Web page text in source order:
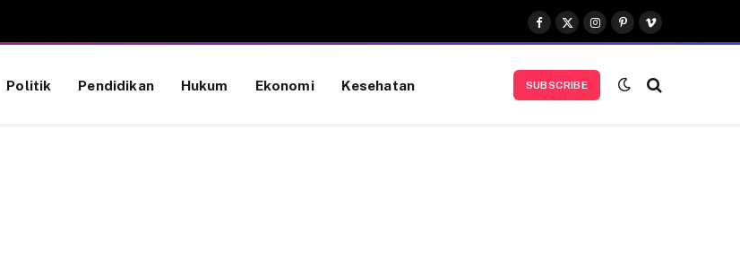
Facebook
X
(Twitter)
Instagram
Pinterest
Vimeo
Politik Pendidikan Hukum Ekonomi Kesehatan SUBSCRIBE